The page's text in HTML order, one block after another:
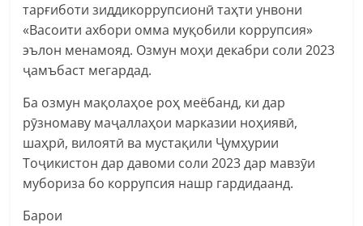
тарғиботи зиддикоррупсионӣ таҳти унвони
«Васоити ахбори омма муқобили коррупсия»
эълон менамояд. Озмун моҳи декабри соли 2023
ҷамъбаст мегардад.
Ба озмун мақолаҳое роҳ меёбанд, ки дар
рӯзномаву маҷаллаҳои марказии ноҳиявӣ,
шаҳрӣ, вилоятӣ ва мустақили Ҷумҳурии
Тоҷикистон дар давоми соли 2023 дар мавзӯи
мубориза бо коррупсия нашр гардидаанд.
Барои